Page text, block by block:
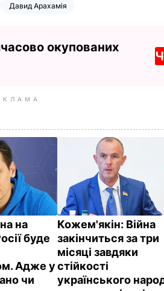
Давид Арахамія
окупованих
на
буде
Адже у
чи
Кожем'якін: Війна
закінчиться за три
місяці завдяки
стійкості
українського